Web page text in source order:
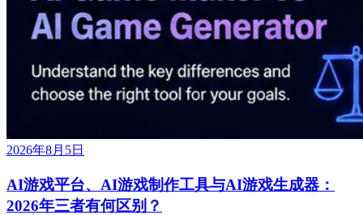
2026年8月5日
AI游戏平台、AI游戏制作工具与AI游戏生成器：
2026年三者有何区别？